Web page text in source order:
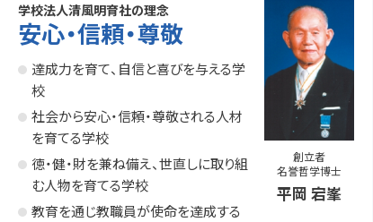
学校法人清風明育社の理念
安心・信頼・尊敬
達成力を育て、自信と喜びを与える学
校
社会から安心・信頼・尊敬される人材
を育てる学校
徳・健・財を兼ね備え、世直しに取り組
む人物を育てる学校
教育を通じ教職員が使命を達成する
創立者
名誉哲学博士
平岡 宕峯